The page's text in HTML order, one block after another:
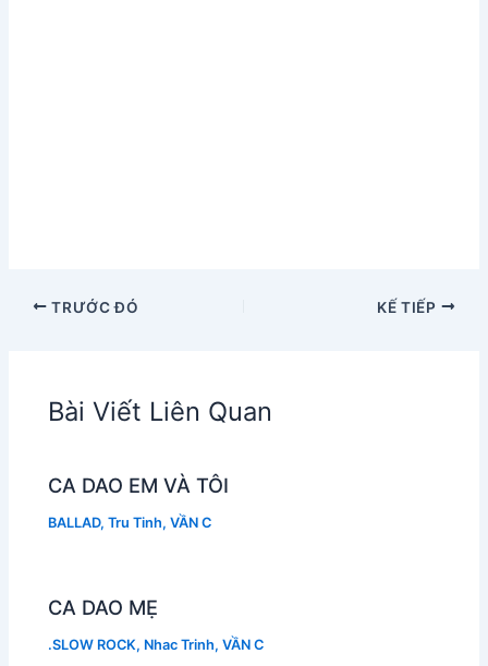
TRƯỚC ĐÓ KẾ TIẾP
Bài Viết Liên Quan
CA DAO EM VÀ TÔI
BALLAD,Tru Tinh,VẦN C
CA DAO MẸ
.SLOW ROCK, Nhac Trinh,VẦN C